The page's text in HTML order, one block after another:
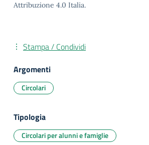
Attribuzione 4.0 Italia.
Stampa / Condividi
Argomenti
Circolari
Tipologia
Circolari per alunni e famiglie